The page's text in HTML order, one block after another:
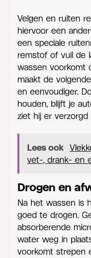
Velgen en ruiten
hiervoor een
een speciale
remstof of vuil de
wassen voorkomt
maakt de
en eenvoudiger.
houden, blijft je
ziet hij er verzorgd
Lees ook
vet-, drank- en
Drogen en
Na het wassen is
goed te drogen.
absorberende
water weg in
voorkomt strepen